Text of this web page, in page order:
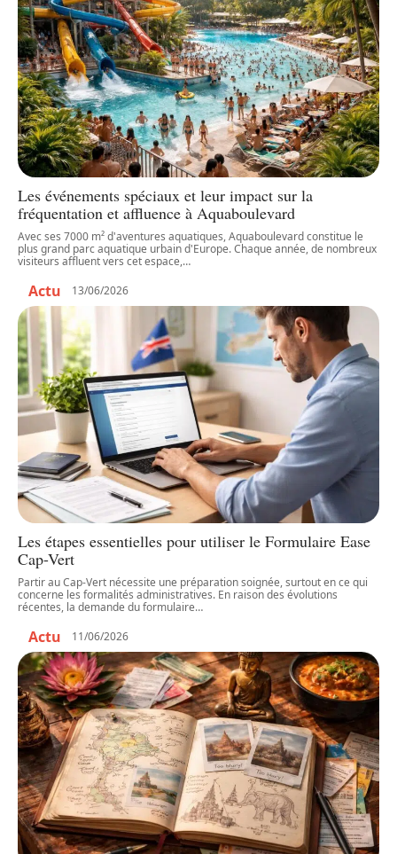
Les événements spéciaux et leur impact sur la
fréquentation et affluence à Aquaboulevard
Avec ses 7000 m² d'aventures aquatiques, Aquaboulevard constitue le
plus grand parc aquatique urbain d'Europe. Chaque année, de nombreux
visiteurs affluent vers cet espace,…
Actu 13/06/2026
Les étapes essentielles pour utiliser le Formulaire Ease
Cap-Vert
Partir au Cap-Vert nécessite une préparation soignée, surtout en ce qui
concerne les formalités administratives. En raison des évolutions
récentes, la demande du formulaire…
Actu 11/06/2026